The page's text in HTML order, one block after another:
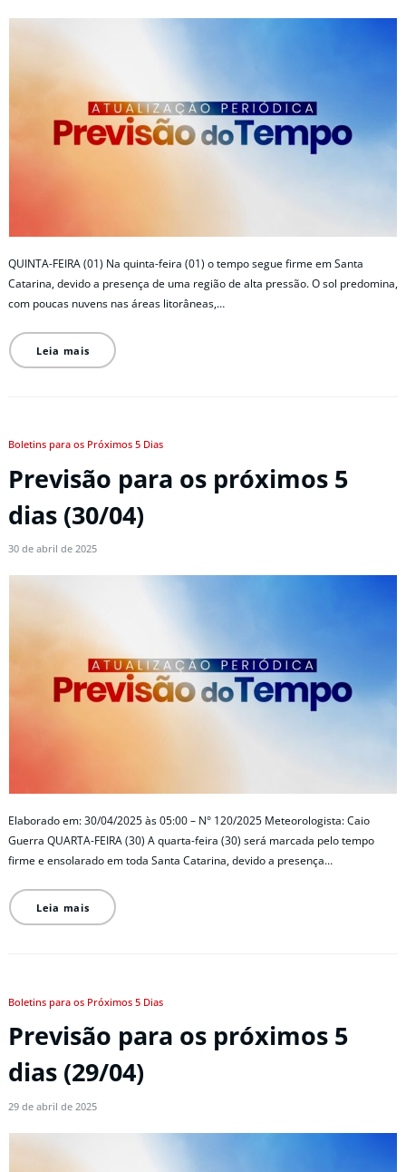
QUINTA-FEIRA (01) Na quinta-feira (01) o tempo segue firme em Santa
Catarina, devido a presença de uma região de alta pressão. O sol predomina,
com poucas nuvens nas áreas litorâneas,…
Leia mais
Boletins para os Próximos 5 Dias
Previsão para os próximos 5
dias (30/04)
30 de abril de 2025
Elaborado em: 30/04/2025 às 05:00 – N° 120/2025 Meteorologista: Caio
Guerra QUARTA-FEIRA (30) A quarta-feira (30) será marcada pelo tempo
firme e ensolarado em toda Santa Catarina, devido a presença…
Leia mais
Boletins para os Próximos 5 Dias
Previsão para os próximos 5
dias (29/04)
29 de abril de 2025